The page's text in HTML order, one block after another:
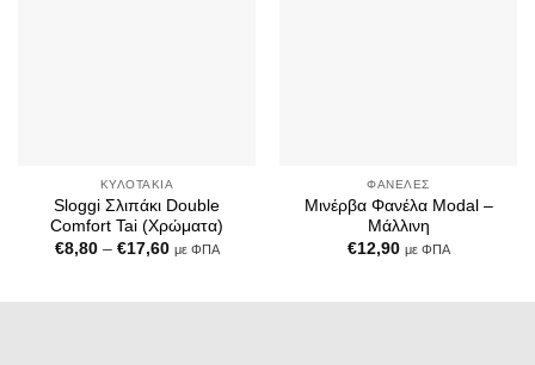
ΚΥΛΟΤΆΚΙΑ
Sloggi Σλιπάκι Double
Comfort Tai (Χρώματα)
€8,80 – €17,60Price
range:
με ΦΠΑ
ΦΑΝΈΛΕΣ
Μινέρβα Φανέλα Modal –
Μάλλινη
€12,90 με ΦΠΑ